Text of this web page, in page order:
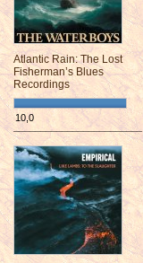
Atlantic Rain: The Lost
Fisherman’s Blues
Recordings
10,0
¯¯¯¯¯¯¯¯¯¯¯¯¯¯¯¯¯¯¯¯¯¯¯¯